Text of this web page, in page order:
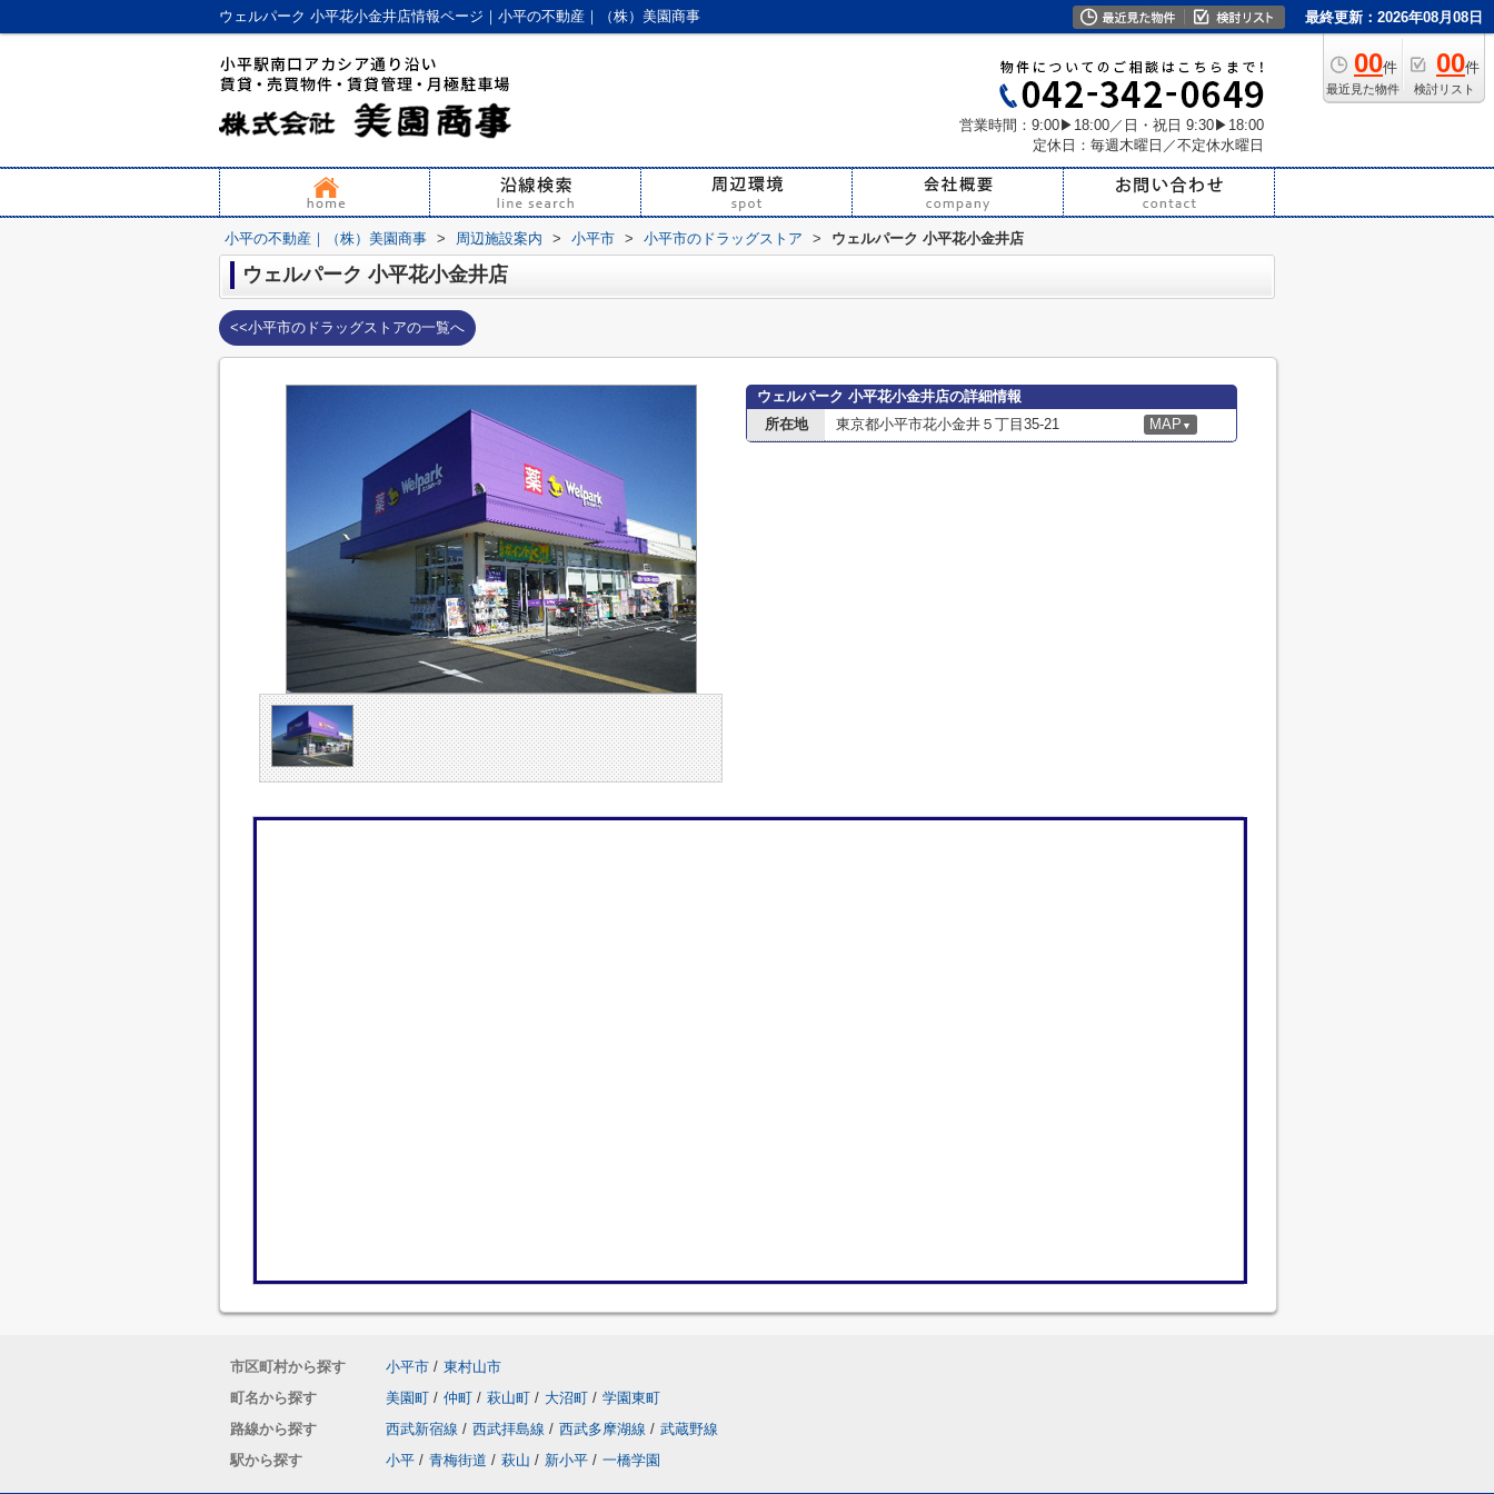
ウェルパーク 小平花小金井店情報ページ｜小平の不動産｜（株）美園商事 最終更新：2026年08月08日
00件
最近見た物件
00件
検討リスト
営業時間：9:00▶18:00／日・祝日 9:30▶18:00
定休日：毎週木曜日／不定休水曜日
小平の不動産｜（株）美園商事 > 周辺施設案内 > 小平市 > 小平市のドラッグストア > ウェルパーク 小平花小金井店
ウェルパーク 小平花小金井店
<<小平市のドラッグストアの一覧へ
ウェルパーク 小平花小金井店の詳細情報
所在地
東京都小平市花小金井５丁目35-21 MAP ▼
市区町村から探す 小平市 / 東村山市
町名から探す
美園町 / 仲町 / 萩山町 / 大沼町 / 学園東町
路線から探す
西武新宿線 / 西武拝島線 / 西武多摩湖線 / 武蔵野線
駅から探す
小平 / 青梅街道 / 萩山 / 新小平 / 一橋学園